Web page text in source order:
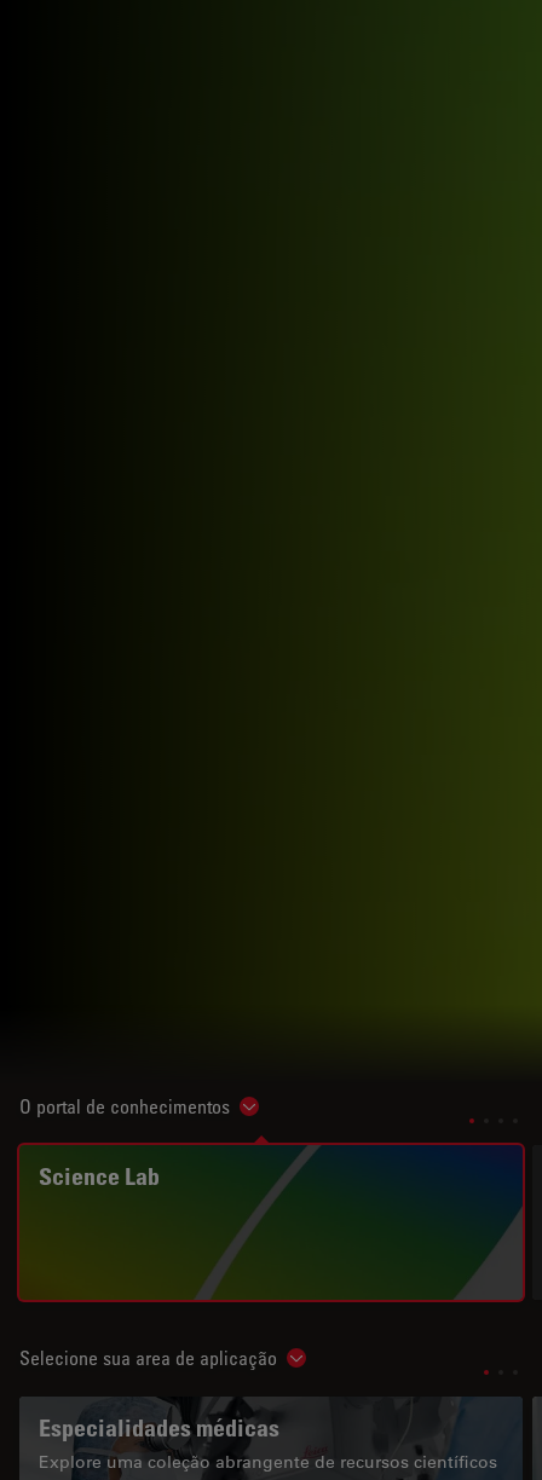
O portal de conhecimentos Show subnavigation
Science Lab
Selecione sua area de aplicação Show subnavigation
Especialidades médicas
Explore uma coleção abrangente de recursos científicos